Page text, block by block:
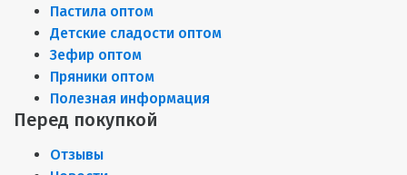
Пастила оптом
Детские сладости оптом
Зефир оптом
Пряники оптом
Полезная информация
Перед покупкой
Отзывы